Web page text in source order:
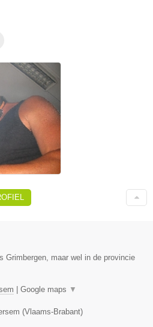
Grimbergen, maar wel in de provincie
Google maps ▼
(Vlaams-Brabant)